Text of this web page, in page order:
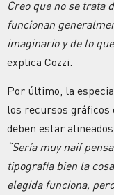
Creo que no se trata
funcionan
imaginario y de lo
explica Cozzi.
Por último, la
los recursos gráficos
deben estar
“Sería muy naif
tipografía bien la
elegida funciona,